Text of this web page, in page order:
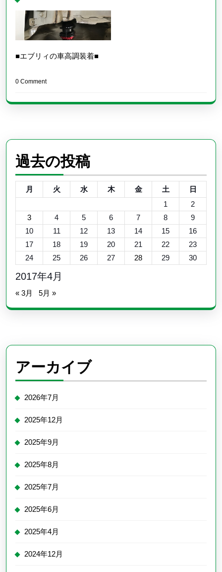
■エブリィの車高調装着■
0 Comment
過去の投稿
2017年4月
月 火 水 木 金 土
日
1
2
3
4 5 6 7 8
9
10
11 12 13 14 15
16
17
18 19 20 21 22
23
24
25 26 27 28 29 30
« 3月 5月 »
アーカイブ
2026年7月
2025年12月
2025年9月
2025年8月
2025年7月
2025年6月
2025年4月
2024年12月